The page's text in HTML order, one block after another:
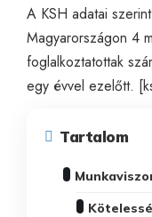
A KSH adatai
Magyarországon 4
foglalkoztatottak
egy évvel ezelőtt. [
Tartalom